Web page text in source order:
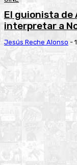
El guionista de
interpretar a
Jesús Reche Alonso -